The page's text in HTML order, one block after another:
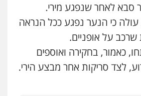
כרמלי – חברת עו"ד
כלכלי עורכי דין לענייני אסירים
סבא לאחר שנפגע מירי.
כי הנער נפגע ככל הנראה
על אופניים.
כאמור, בחקירה ואוספים
לצד סריקות אחר מבצע הירי.
תומר בנישתי
מעצרים וחקירות צווארון לבן פשיעה